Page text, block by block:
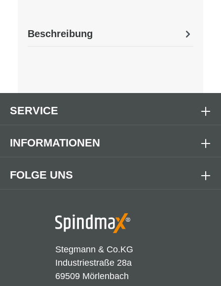
Beschreibung
Stegmann & Co.KG
Industriestraße 28a
69509 Mörlenbach
FOLGE UNS
SERVICE
INFORMATIONEN